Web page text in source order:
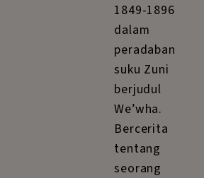
1849-1896
dalam
peradaban
suku Zuni
berjudul
We’wha.
Bercerita
tentang
seorang